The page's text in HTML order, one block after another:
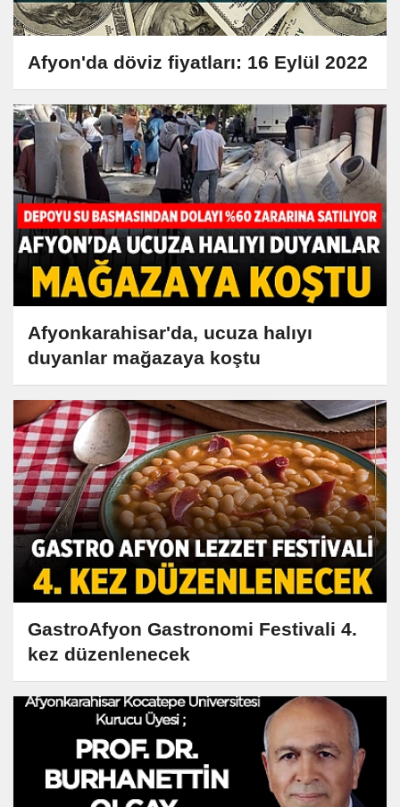
Afyon'da döviz fiyatları: 16 Eylül 2022
Afyonkarahisar'da, ucuza halıyı
duyanlar mağazaya koştu
GastroAfyon Gastronomi Festivali 4.
kez düzenlenecek